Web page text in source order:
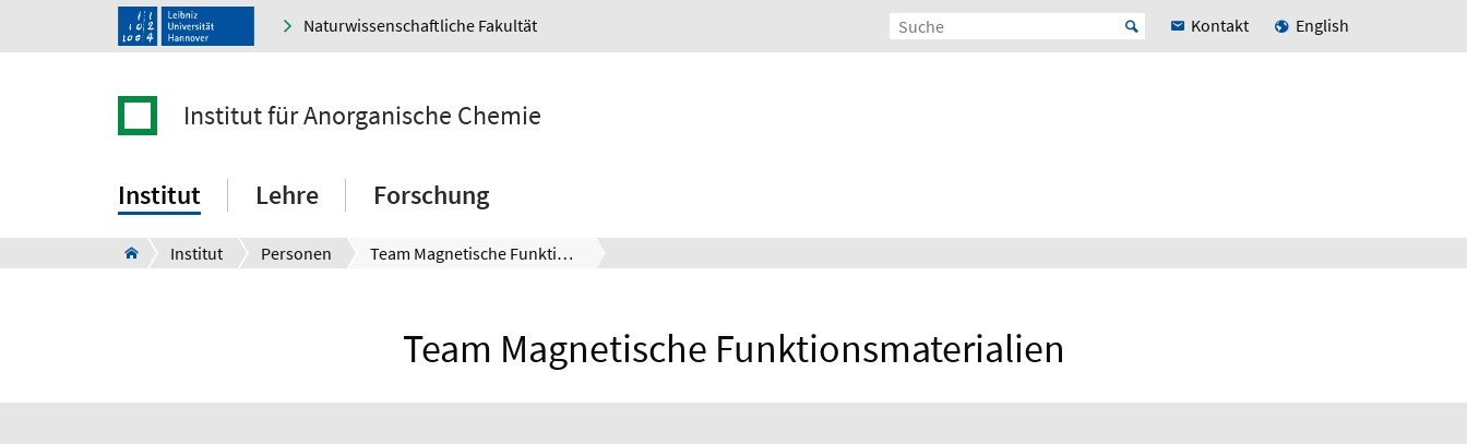
Naturwissenschaftliche Fakultät Kontakt English
Institut für Anorganische Chemie
Institut Lehre Forschung
Institut Personen Team Magnetische Funktionsmaterialien
Team Magnetische Funktionsmaterialien